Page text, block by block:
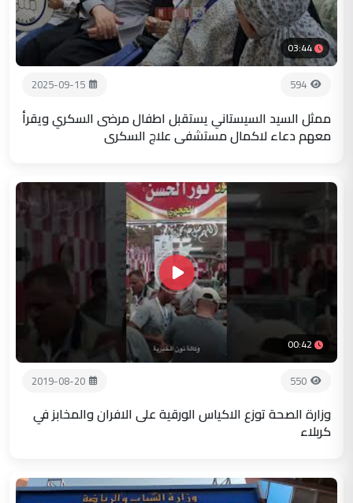
03:44
594
2025-09-15
ممثل السيد السيستاني يستقبل اطفال مرضى السكري ويقرأ
معهم دعاء لاكمال مستشفى علاج السكري
00:42
550
2019-08-20
وزارة الصحة توزع الاكياس الورقية على الافران والمخابز في
كربلاء